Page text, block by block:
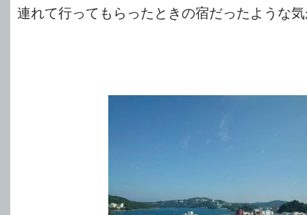
連れて行ってもらったときの宿だったような